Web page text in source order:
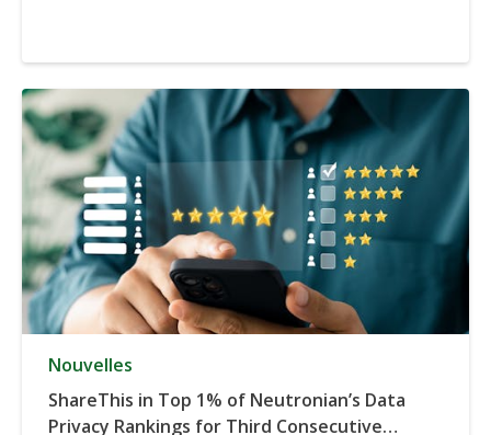
Nouvelles
ShareThis in Top 1% of Neutronian’s Data
Privacy Rankings for Third Consecutive